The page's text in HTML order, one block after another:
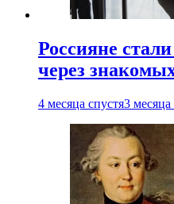
Россияне
через
4 месяца спустя3 месяца